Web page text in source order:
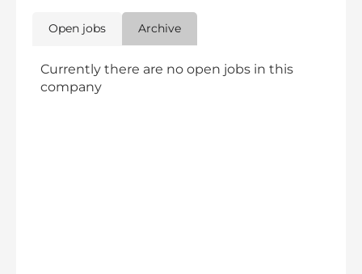
Open jobs Archive
Currently there are no open jobs in this
company